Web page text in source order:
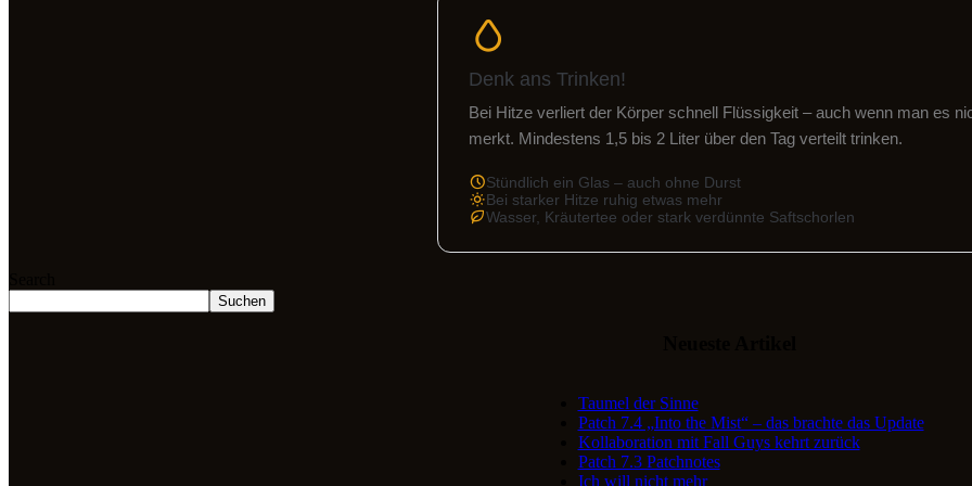
Denk ans Trinken!
Bei Hitze verliert der Körper schnell Flüssigkeit – auch wenn man es
merkt. Mindestens 1,5 bis 2 Liter über den Tag verteilt trinken.
Stündlich ein Glas – auch ohne Durst
Bei starker Hitze ruhig etwas mehr
Wasser, Kräutertee oder stark verdünnte Saftschorlen
Suchen
Taumel der Sinne
Patch 7.4 „Into the Mist“ – das brachte das Update
Kollaboration mit Fall Guys kehrt zurück
Patch 7.3 Patchnotes
Ich will nicht mehr